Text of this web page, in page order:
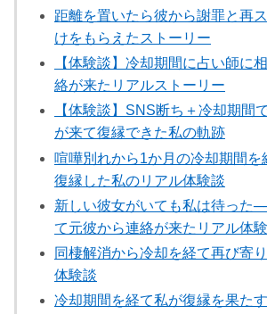
距離を置いたら彼から謝罪と再
けをもらえたストーリー
【体験談】冷却期間に占い師に
絡が来たリアルストーリー
【体験談】SNS断ち＋冷却期間
が来て復縁できた私の軌跡
喧嘩別れから1か月の冷却期間を
復縁した私のリアル体験談
新しい彼女がいても私は待った
て元彼から連絡が来たリアル体
同棲解消から冷却を経て再び寄
体験談
冷却期間を経て私が復縁を果た